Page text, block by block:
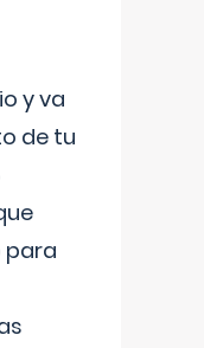
y va
de tu
para